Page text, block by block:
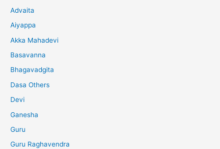
Advaita
Aiyappa
Akka Mahadevi
Basavanna
Bhagavadgita
Dasa Others
Devi
Ganesha
Guru
Guru Raghavendra